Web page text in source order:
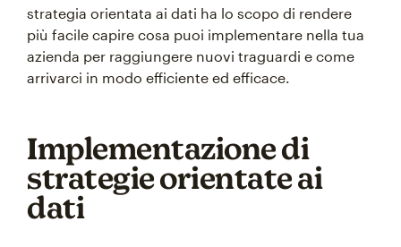
strategia orientata ai dati ha lo scopo di rendere
più facile capire cosa puoi implementare nella tua
azienda per raggiungere nuovi traguardi e come
arrivarci in modo efficiente ed efficace.
Implementazione di
strategie orientate ai
dati